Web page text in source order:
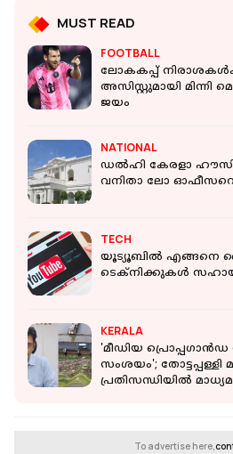
MUST READ
FOOTBALL
ലോകകപ്പ്
അസിസ്റ്റുമായി മിന്നി
ജയം
NATIONAL
ഡൽഹി കേരളാ
വനിതാ ലോ ഓഫീസറെ
TECH
യൂട്യൂബില്‍ എങ്ങനെ
ടെക്‌നിക്കുകള്‍
KERALA
'മീഡിയ
സംശയം';
പ്രതിസന്ധിയിൽ
To advertise here,